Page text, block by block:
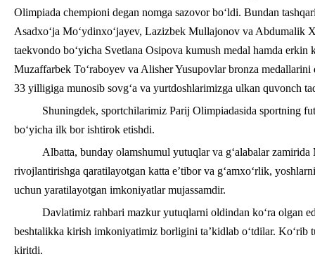
Olimpiada chempioni degan nomga sazovor bo‘ldi. Bundan
Asadxo‘ja Mo‘ydinxo‘jayev, Lazizbek Mullajonov va Abdumalik
taekvondo bo‘yicha Svetlana Osipova kumush medal hamda
Muzaffarbek To‘raboyev va Alisher Yusupovlar bronza
33 yilligiga munosib sovg‘a va yurtdoshlarimizga ulkan quvonch
Shuningdek, sportchilarimiz Parij Olimpiadasida sportning
bo‘yicha ilk bor ishtirok etishdi.
Albatta, bunday olamshumul yutuqlar va g‘alabalar
rivojlantirishga qaratilayotgan katta e’tibor va g‘amxo‘rlik,
uchun yaratilayotgan imkoniyatlar mujassamdir.
Davlatimiz rahbari mazkur yutuqlarni oldindan ko‘ra olgan
beshtalikka kirish imkoniyatimiz borligini ta’kidlab o‘tdilar. Ko‘rib
kiritdi.